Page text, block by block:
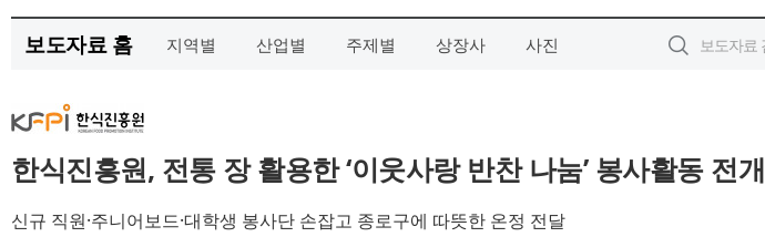
보도자료 홈 지역별 산업별 주제별 상장사 사진
한식진흥원, 전통 장 활용한 ‘이웃사랑 반찬 나눔’ 봉사활동 전개
신규 직원·주니어보드·대학생 봉사단 손잡고 종로구에 따뜻한 온정 전달